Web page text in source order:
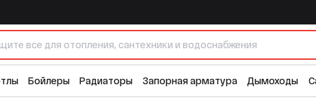
Бойлеры Радиаторы Запорная арматура Дымоходы
/1+3мм 580*480*210мм (8шт/ящ) 8